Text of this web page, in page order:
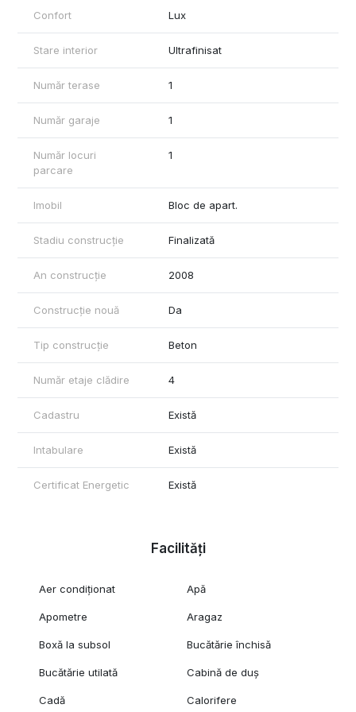
Confort Lux
Stare interior Ultrafinisat
Număr terase 1
Număr garaje 1
Număr locuri
parcare
1
Imobil Bloc de apart.
Stadiu construcție Finalizată
An construcție 2008
Construcție nouă Da
Tip construcție Beton
Număr etaje clădire 4
Cadastru Există
Intabulare Există
Certificat Energetic Există
Facilități
Aer condiționat Apă
Apometre Aragaz
Boxă la subsol Bucătărie închisă
Bucătărie utilată Cabină de duș
Cadă Calorifere